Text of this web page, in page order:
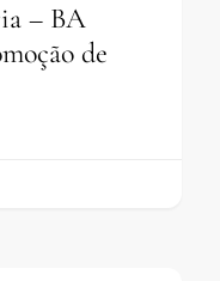
– BA
de